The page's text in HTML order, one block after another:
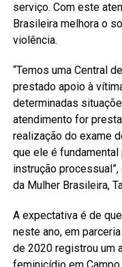
serviço. Com este
Brasileira melhora o
violência.
“Temos uma Central
prestado apoio à
determinadas
atendimento for
realização do exame
que ele é
instrução
da Mulher Brasileira,
A expectativa é de
neste ano, em
de 2020 registrou um